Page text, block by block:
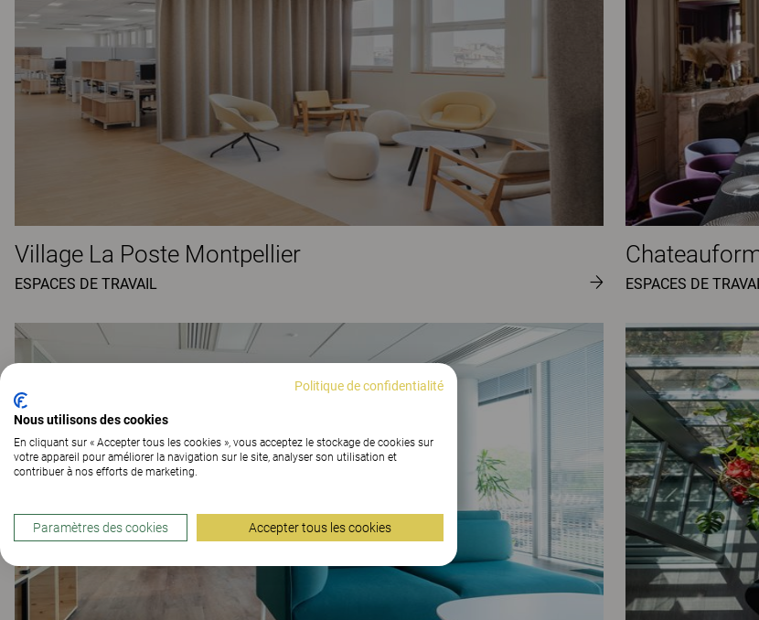
Village La Poste Montpellier
ESPACES DE TRAVAIL ESPACES DE
Politique de confidentialité
Nous utilisons des cookies
En cliquant sur « Accepter tous les cookies », vous acceptez le stockage de cookies sur
votre appareil pour améliorer la navigation sur le site, analyser son utilisation et
contribuer à nos efforts de marketing.
Paramètres des cookies Accepter tous les cookies